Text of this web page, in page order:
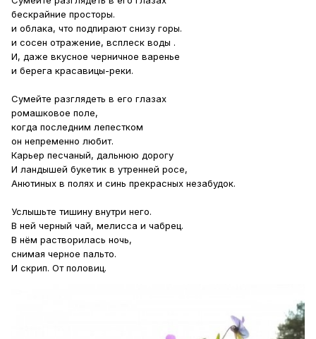
бескрайние просторы.
и облака, что подпирают снизу горы.
и сосен отражение, всплеск воды .
И, даже вкусное черничное варенье
и берега красавицы-реки.
Сумейте разглядеть в его глазах
ромашковое поле,
когда последним лепестком
он непременно любит.
Карьер песчаный, дальнюю дорогу
И ландышей букетик в утренней росе,
Анютиных в полях и синь прекрасных незабудок.
Услышьте тишину внутри него.
В ней черный чай, мелисса и чабрец.
В нём растворилась ночь,
снимая черное пальто.
И скрип. От половиц.